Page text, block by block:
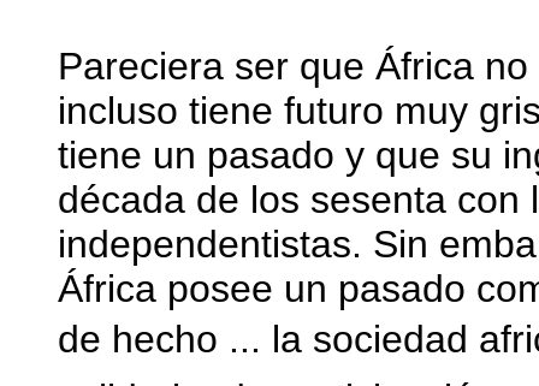
Pareciera ser que África
incluso tiene futuro muy
tiene un pasado y que su
década de los sesenta con
independentistas. Sin
África posee un pasado
de hecho ... la sociedad